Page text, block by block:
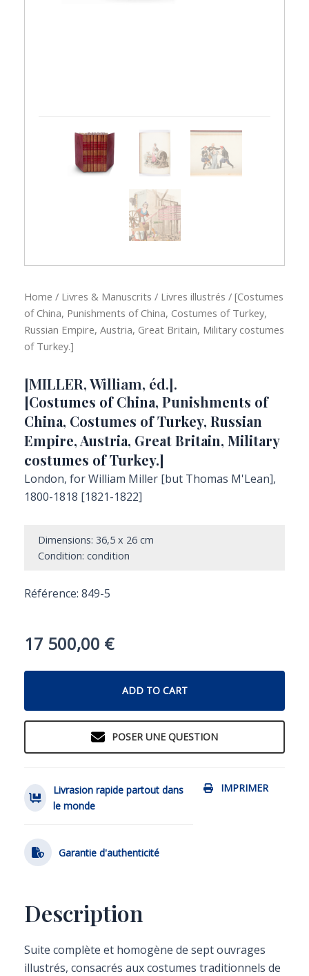
Home / Livres & Manuscrits / Livres illustrés / [Costumes
of China, Punishments of China, Costumes of Turkey,
Russian Empire, Austria, Great Britain, Military costumes
of Turkey.]
[MILLER, William, éd.].
[Costumes of China, Punishments of
China, Costumes of Turkey, Russian
Empire, Austria, Great Britain, Military
costumes of Turkey.]
London, for William Miller [but Thomas M'Lean],
1800-1818 [1821-1822]
Dimensions: 36,5 x 26 cm
Condition: condition
Référence: 849-5
17 500,00 €
ADD TO CART
POSER UNE QUESTION
IMPRIMER
Livrasion rapide partout dans
le monde
Garantie d'authenticité
Description
Suite complète et homogène de sept ouvrages
illustrés, consacrés aux costumes traditionnels de